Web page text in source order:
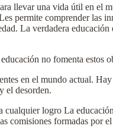
llevar una vida útil en el
permite comprender las
La verdadera
no fomenta estos
en el mundo actual.
el desorden.
cualquier logro La
comisiones formadas por